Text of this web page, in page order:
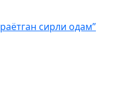
сирли одам”